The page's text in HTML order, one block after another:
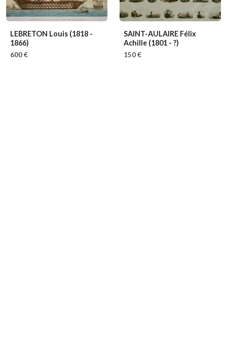
LEBRETON Louis (1818 -
1866)
600 €
SAINT-AULAIRE Félix
Achille (1801 - ?)
150 €